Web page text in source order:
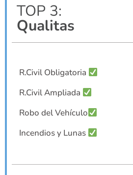
TOP 3:
Qualitas
R.Civil Obligatoria
R.Civil Ampliada
Robo del Vehículo
Incendios y Lunas